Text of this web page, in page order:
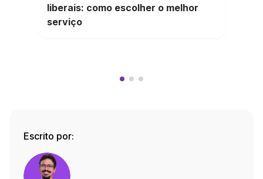
liberais: como escolher o melhor
serviço
Escrito por: